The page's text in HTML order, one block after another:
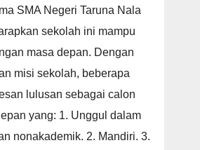
SMA Negeri Taruna Nala
sekolah ini mampu
masa depan. Dengan
misi sekolah, beberapa
lulusan sebagai calon
yang: 1. Unggul dalam
nonakademik. 2. Mandiri. 3.